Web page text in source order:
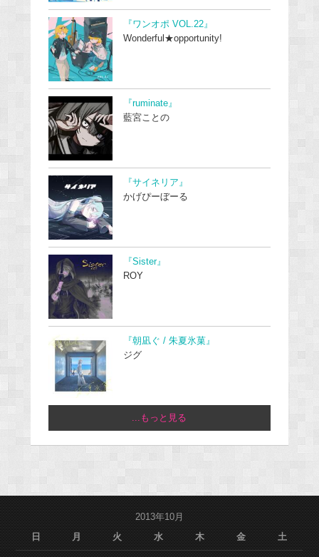
『ワンオポ VOL.22』
Wonderful★opportunity!
『ruminate』
藍宮ことの
『サイネリア』
かげぴーぼーる
『Sister』
ROY
『朝凪ぐ / 朱夏氷菓』
ジグ
...もっと見る
2013年10月
日
月 火 水 木 金 土